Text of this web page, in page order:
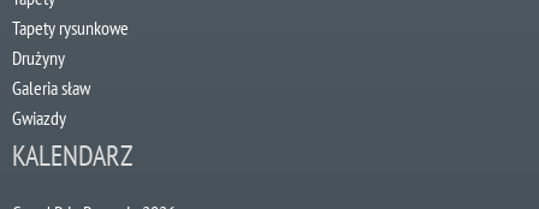
Tapety rysunkowe
Drużyny
Galeria sław
Gwiazdy
KALENDARZ